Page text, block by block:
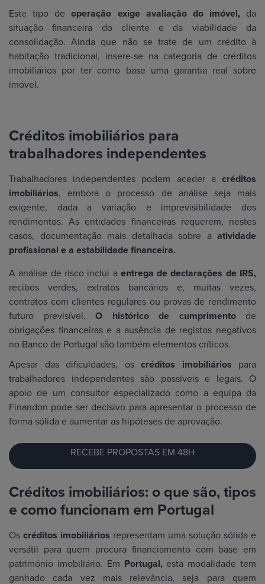
Este tipo deoperação exige avaliação do imóvel, da
situação financeira do cliente e da viabilidade da
consolidação. Ainda que não se trate de um crédito à
habitação tradicional, insere-se na categoria de créditos
imobiliários por ter como base uma garantia real sobre
imóvel.
Créditos imobiliários para
trabalhadores independentes
Trabalhadores independentes podem aceder a créditos
imobiliários, embora o processo de análise seja mais
exigente, dada a variação e imprevisibilidade dos
rendimentos. As entidades financeiras requerem, nestes
casos, documentação mais detalhada sobre a atividade
profissional e a estabilidade financeira.
A análise de risco inclui a entrega de declarações de IRS,
recibos verdes, extratos bancários e, muitas vezes,
contratos com clientes regulares ou provas de rendimento
futuro previsível. O histórico de cumprimentode
obrigações financeiras e a ausência de registos negativos
no Banco de Portugal são também elementos críticos.
Apesar das dificuldades, oscréditos imobiliários para
trabalhadores independentes são possíveis e legais. O
apoio de um consultor especializado como a equipa da
Finandon pode ser decisivo para apresentar o processo de
forma sólida e aumentar as hipóteses de aprovação.
RECEBE PROPOSTAS EM 48H
Créditos imobiliários: o que são, tipos
e como funcionam em Portugal
Os créditos imobiliários representam uma solução sólida e
versátil para quem procura financiamento com base em
património imobiliário. Em Portugal,esta modalidade tem
ganhado cada vez mais relevância, seja para quem